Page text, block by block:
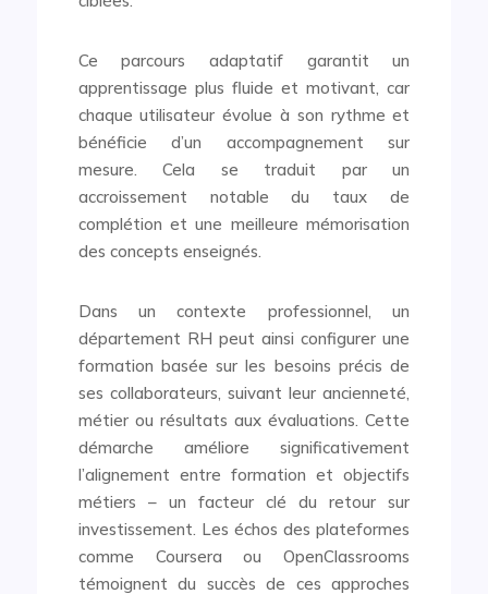
Ce parcours adaptatif garantit un
apprentissage plus fluide et motivant, car
chaque utilisateur évolue à son rythme et
bénéficie d’un accompagnement sur
mesure. Cela se traduit par un
accroissement notable du taux de
complétion et une meilleure mémorisation
des concepts enseignés.
Dans un contexte professionnel, un
département RH peut ainsi configurer une
formation basée sur les besoins précis de
ses collaborateurs, suivant leur ancienneté,
métier ou résultats aux évaluations. Cette
démarche améliore significativement
l’alignement entre formation et objectifs
métiers – un facteur clé du retour sur
investissement. Les échos des plateformes
comme Coursera ou OpenClassrooms
témoignent du succès de ces approches